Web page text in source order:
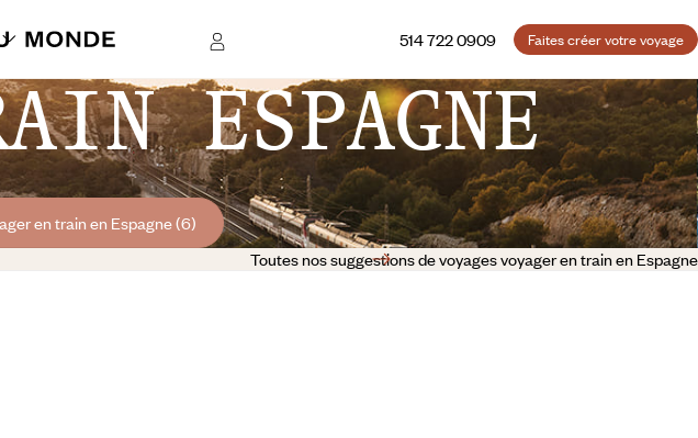
514 722 0909 Faites créer votre voyage
ESPAGNE
en train en Espagne (6)
Toutes nos suggestions de voyages voyager en train en Espagne